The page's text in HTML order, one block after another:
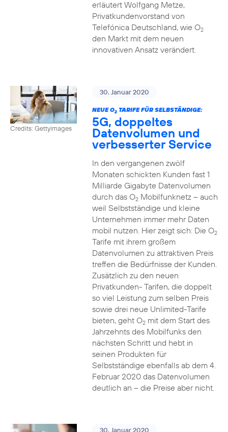
erläutert Wolfgang Metze,
Privatkundenvorstand von
Telefónica Deutschland, wie O2
den Markt mit dem neuen
innovativen Ansatz verändert.
Credits: Gettyimages
30. Januar 2020
NEUE O2TARIFE FÜR SELBSTÄNDIGE:
5G, doppeltes
Datenvolumen und
verbesserter Service
In den vergangenen zwölf
Monaten schickten Kunden fast 1
Milliarde Gigabyte Datenvolumen
durch das O2Mobilfunknetz – auch
weil Selbstständige und kleine
Unternehmen immer mehr Daten
mobil nutzen. Hier zeigt sich: Die O2
Tarife mit ihrem großem
Datenvolumen zu attraktiven Preis
treffen die Bedürfnisse der Kunden.
Zusätzlich zu den neuen
Privatkunden- Tarifen, die doppelt
so viel Leistung zum selben Preis
sowie drei neue Unlimited-Tarife
bieten, geht O2mit dem Start des
Jahrzehnts des Mobilfunks den
nächsten Schritt und hebt in
seinen Produkten für
Selbstständige ebenfalls ab dem 4.
Februar 2020 das Datenvolumen
deutlich an – die Preise aber nicht.
30. Januar 2020